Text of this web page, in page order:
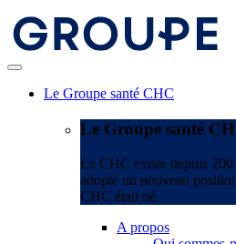
Le Groupe santé CHC
Le Groupe santé
Le CHC existe depuis
adopté un nouveau
CHC était né.
A propos